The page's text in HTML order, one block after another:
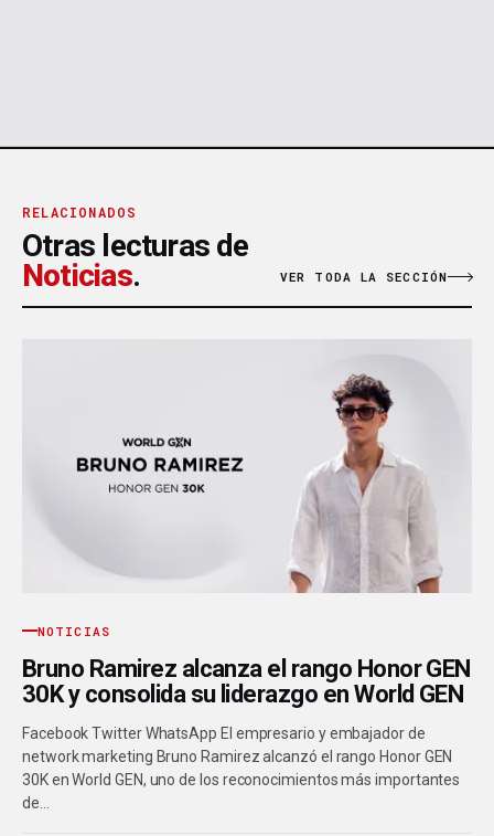
RELACIONADOS
Otras lecturas de
Noticias. VER TODA LA SECCIÓN
NOTICIAS
Bruno Ramirez alcanza el rango Honor GEN
30K y consolida su liderazgo en World GEN
Facebook Twitter WhatsApp El empresario y embajador de
network marketing Bruno Ramirez alcanzó el rango Honor GEN
30K en World GEN, uno de los reconocimientos más importantes
de…